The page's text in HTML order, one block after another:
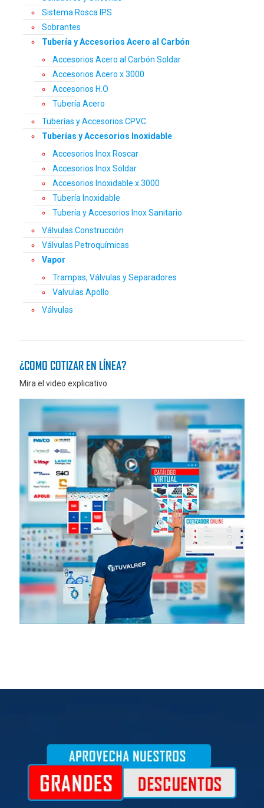
Sistema Rosca IPS
Sobrantes
Tubería y Accesorios Acero al Carbón
Accesorios Acero al Carbón Soldar
Accesorios Acero x 3000
Accesorios H.O
Tubería Acero
Tuberías y Accesorios CPVC
Tuberías y Accesorios Inoxidable
Accesorios Inox Roscar
Accesorios Inox Soldar
Accesorios Inoxidable x 3000
Tubería Inoxidable
Tubería y Accesorios Inox Sanitario
Válvulas Construcción
Válvulas Petroquímicas
Vapor
Trampas, Válvulas y Separadores
Valvulas Apollo
Válvulas
¿COMO COTIZAR EN LÍNEA?
Mira el video explicativo